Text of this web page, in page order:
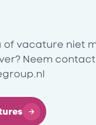
of vacature niet
Neem